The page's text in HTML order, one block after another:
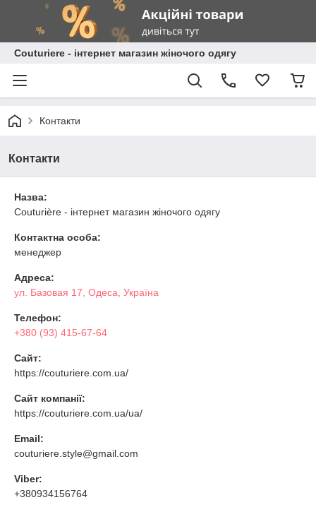
Сouturiere - інтернет магазин жіночого одягу
Контакти
Контакти
Назва:
Couturière - інтернет магазин жіночого одягу
Контактна особа:
менеджер
Адреса:
ул. Базовая 17, Одеса, Україна
Телефон:
+380 (93) 415-67-64
Сайт:
https://couturiere.com.ua/
Сайт компанії:
https://couturiere.com.ua/ua/
Email:
couturiere.style@gmail.com
Viber:
+380934156764